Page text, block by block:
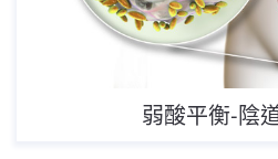
弱酸平衡-陰